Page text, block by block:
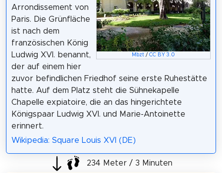
Mbzt /CC BY 3.0
Arrondissement von
Paris. Die Grünfläche
ist nach dem
französischen König
Ludwig XVI. benannt,
der auf einem hier
zuvor befindlichen Friedhof seine erste Ruhestätte
hatte. Auf dem Platz steht die Sühnekapelle
Chapelle expiatoire, die an das hingerichtete
Königspaar Ludwig XVI. und Marie-Antoinette
erinnert.
Wikipedia: Square Louis XVI (DE)
234 Meter / 3 Minuten